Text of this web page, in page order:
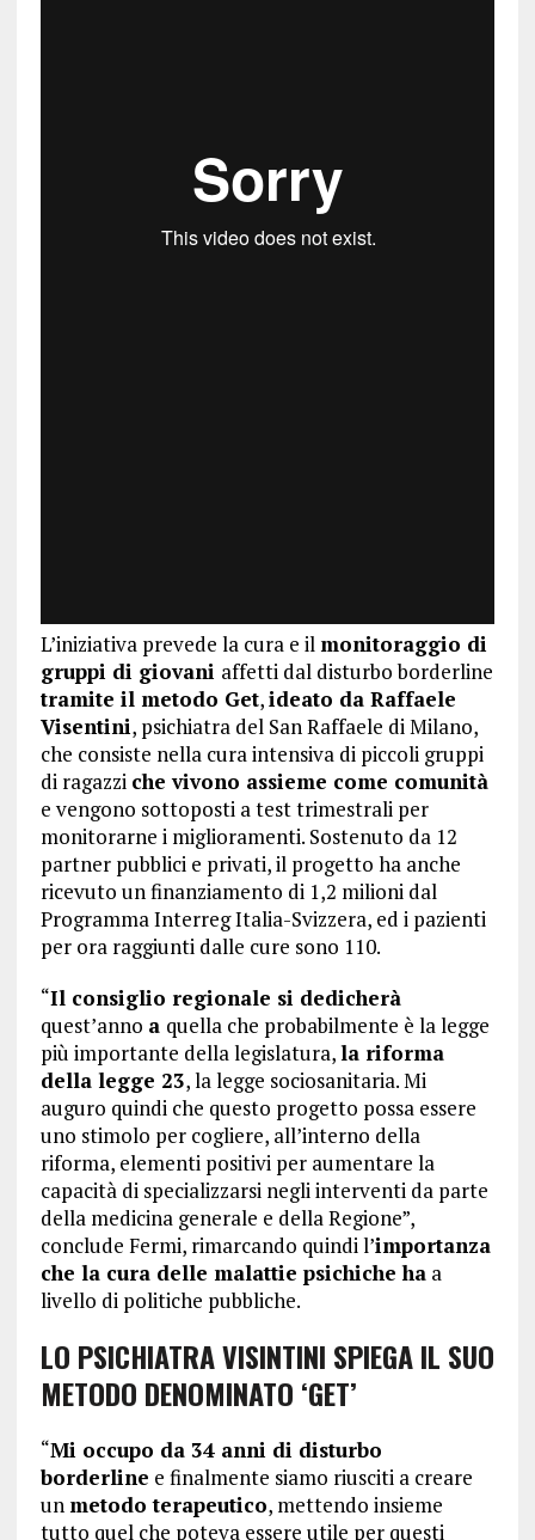
L’iniziativa prevede la cura e il monitoraggio di
gruppi di giovani affetti dal disturbo borderline
tramite il metodo Get,ideato da Raffaele
Visentini, psichiatra del San Raffaele di Milano,
che consiste nella cura intensiva di piccoli gruppi
di ragazzi che vivono assieme come comunità
e vengono sottoposti a test trimestrali per
monitorarne i miglioramenti. Sostenuto da 12
partner pubblici e privati, il progetto ha anche
ricevuto un finanziamento di 1,2 milioni dal
Programma Interreg Italia-Svizzera, ed i pazienti
per ora raggiunti dalle cure sono 110.
“Il consiglio regionale si dedicherà
quest’anno a quella che probabilmente è la legge
più importante della legislatura,la riforma
della legge 23, la legge sociosanitaria. Mi
auguro quindi che questo progetto possa essere
uno stimolo per cogliere, all’interno della
riforma, elementi positivi per aumentare la
capacità di specializzarsi negli interventi da parte
della medicina generale e della Regione”,
conclude Fermi, rimarcando quindi l’importanza
che la cura delle malattie psichiche haa
livello di politiche pubbliche.
LO PSICHIATRA VISINTINI SPIEGA IL SUO
METODO DENOMINATO ‘GET’
“Mi occupo da 34 anni di disturbo
borderline e finalmente siamo riusciti a creare
un metodo terapeutico, mettendo insieme
tutto quel che poteva essere utile per questi